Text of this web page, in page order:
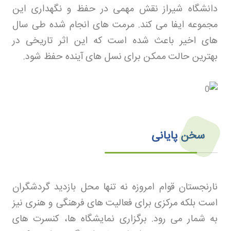
دانشگاه شیراز نقش مهمی در حفظ و نگهداری این
مجموعه ایفا می کند. مرمت های انجام شده طی سال
های اخیر باعث شده است که این اثر تاریخی در
بهترین حالت ممکن برای نسل های آینده حفظ شود.
سخن پایانی
نارنجستان قوام امروزه نه تنها محل بازدید گردشگران
است بلکه مرکزی برای فعالیت های فرهنگی و هنری نیز
به شمار می رود. برگزاری نمایشگاه ها، کنسرت های